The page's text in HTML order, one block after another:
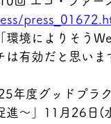
環境によりそう
有効だと思いま
度グッドプラ
進～」11月26日